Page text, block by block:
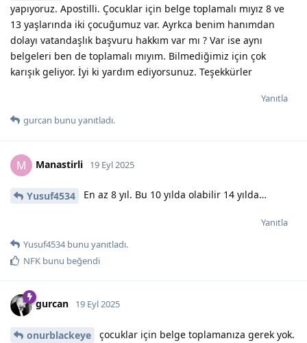
yapıyoruz. Apostilli. Çocuklar için belge toplamalı mıyız 8 ve
13 yaşlarında iki çocuğumuz var. Ayrkca benim hanımdan
dolayı vatandaşlık başvuru hakkım var mı ? Var ise aynı
belgeleri ben de toplamalı mıyım. Bilmediğimiz için çok
karışık geliyor. İyi ki yardım ediyorsunuz. Teşekkürler
Yanıtla
gurcan bunu yanıtladı.
M Manastirli 19 Eyl 2025
Yusuf4534 En az 8 yıl. Bu 10 yılda olabilir 14 yılda…
Yanıtla
Yusuf4534bunu yanıtladı.
NFK bunu beğendi
gurcan 19 Eyl 2025
onurblackeye
çocuklar için belge toplamanıza gerek yok.